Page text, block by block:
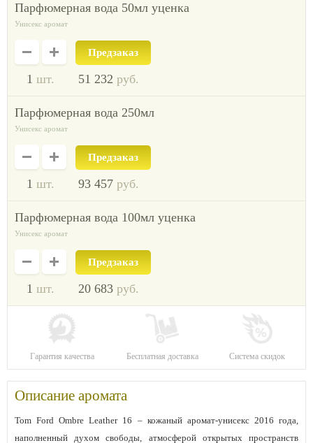
парфюмерная вода 50мл уценка
Унисекс аромат
1 шт.
Предзаказ
51 232 руб.
парфюмерная вода 250мл
Унисекс аромат
1 шт.
Предзаказ
93 457 руб.
парфюмерная вода 100мл уценка
Унисекс аромат
1 шт.
Предзаказ
20 683 руб.
Гарантия качества Бесплатная доставка Система скидок
Описание аромата
Tom Ford Ombre Leather 16 – кожаный аромат-унисекс 2016 года,
наполненный духом свободы, атмосферой открытых пространств